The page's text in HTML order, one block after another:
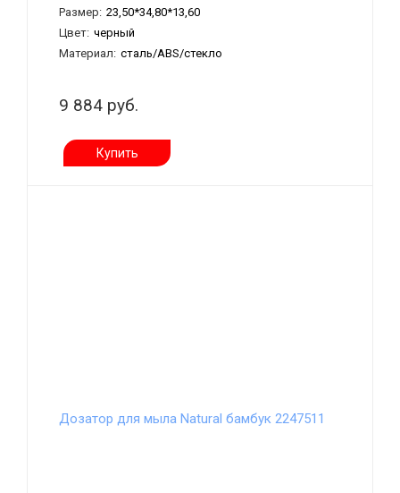
Размер: 23,50*34,80*13,60
Цвет: черный
Материал: сталь/ABS/стекло
9 884 руб.
Купить
Дозатор для мыла Natural бамбук 2247511